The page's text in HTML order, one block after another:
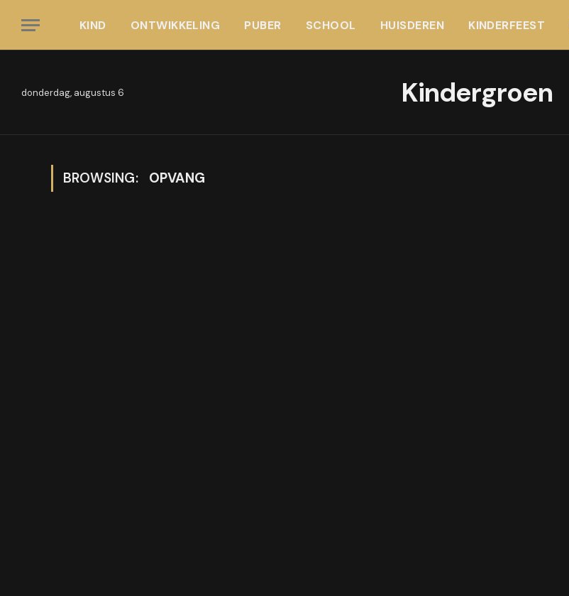
KIND ONTWIKKELING PUBER SCHOOL HUISDEREN KINDERFEEST
donderdag, augustus 6 Kindergroen
BROWSING: OPVANG